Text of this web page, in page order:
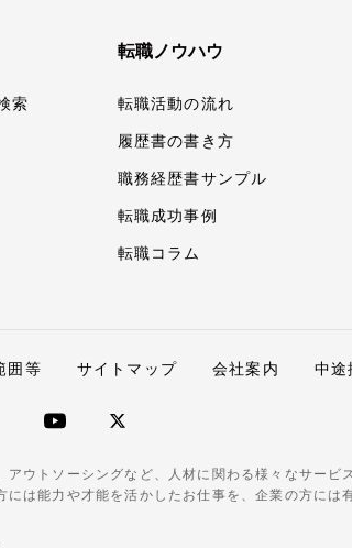
索
転職ノウハウ
転職活動の流れ
履歴書の書き方
職務経歴書サンプル
転職成功事例
転職コラム
囲等 サイトマップ 会社案内 中途
ウトソーシングなど、人材に関わる様々なサービ
は能力や才能を活かしたお仕事を、企業の方には